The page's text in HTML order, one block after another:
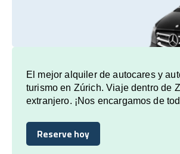
El mejor alquiler de autocares y
turismo en Zúrich. Viaje dentro de
extranjero. ¡Nos encargamos de
Reserve hoy
Reserve hoy